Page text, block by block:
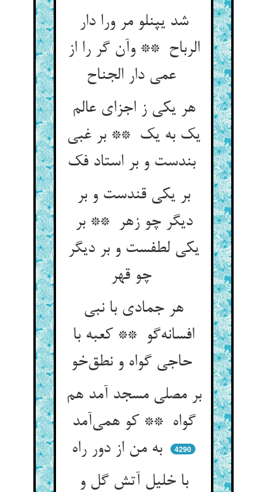
شد یپنلو مر ورا دار
الرباح ** وآن گر را از
هر یکی ز اجزای عالم
یک به یک ** بر غبی
بندست و بر استاد فک
بر یکی قندست و بر
دیگر چو زهر ** بر
یکی لطفست و بر دیگر
هر جمادی با نبی
افسانه‌گو ** کعبه با
حاجی گواه و نطق‌خو
بر مصلی مسجد آمد هم
گواه ** کو همی‌آمد
به من از دور راه
4290
با خلیل آتش گل و